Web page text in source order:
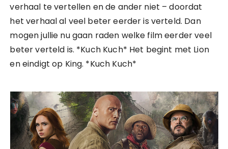
verhaal te vertellen en de ander niet – doordat
het verhaal al veel beter eerder is verteld. Dan
mogen jullie nu gaan raden welke film eerder veel
beter verteld is. *Kuch Kuch* Het begint met Lion
en eindigt op King. *Kuch Kuch*